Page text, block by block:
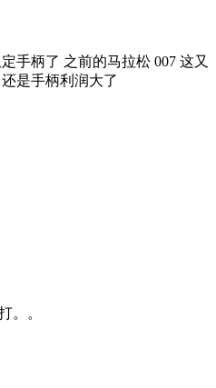
手柄了 之前的马拉松 007 这又
是手柄利润大了
。。